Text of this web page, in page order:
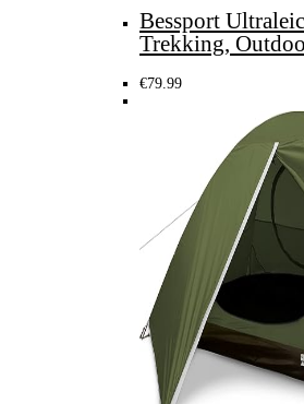
Bessport
Trekking,
€79.99